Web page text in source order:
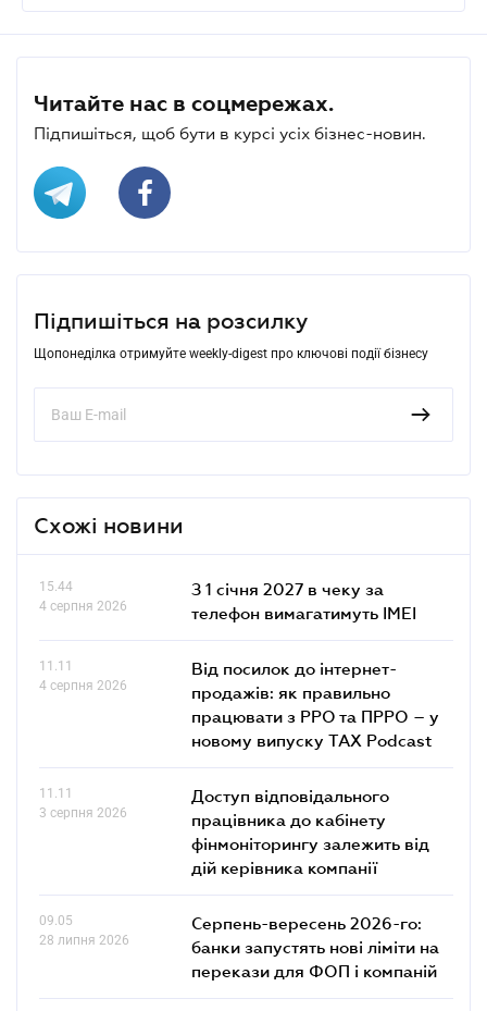
Читайте нас в соцмережах.
Підпишіться, щоб бути в курсі усіх бізнес-новин.
Підпишіться на розсилку
Щопонеділка отримуйте weekly-digest про ключові події бізнесу
Схожі новини
15.44
4 серпня 2026
З 1 січня 2027 в чеку за
телефон вимагатимуть IMEI
11.11
4 серпня 2026
Від посилок до інтернет-
продажів: як правильно
працювати з РРО та ПРРО – у
новому випуску TAX Podcast
11.11
3 серпня 2026
Доступ відповідального
працівника до кабінету
фінмоніторингу залежить від
дій керівника компанії
09.05
28 липня 2026
Серпень-вересень 2026-го:
банки запустять нові ліміти на
перекази для ФОП і компаній